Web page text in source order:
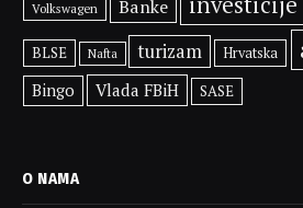
Volkswagen Banke
BLSE Nafta turizam Hrvatska
Bingo Vlada FBiH SASE
O NAMA